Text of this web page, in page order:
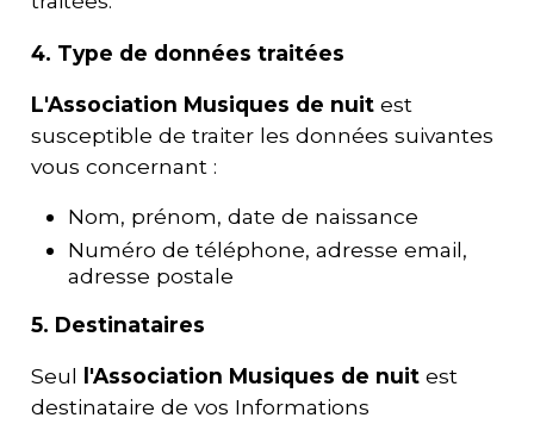
4. Type de données traitées
L'Association Musiques de nuit est
susceptible de traiter les données suivantes
vous concernant :
Nom, prénom, date de naissance
Numéro de téléphone, adresse email,
adresse postale
5. Destinataires
Seul l'Association Musiques de nuit est
destinataire de vos Informations